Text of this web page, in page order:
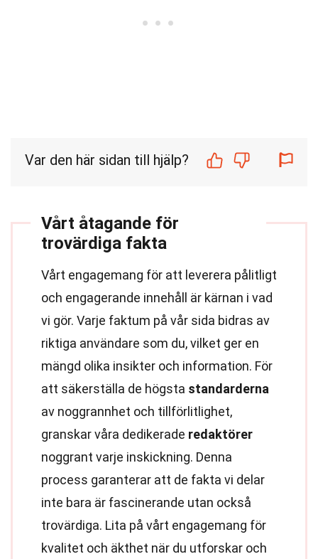
Var den här sidan till hjälp?
Vårt åtagande för
trovärdiga fakta
Vårt engagemang för att leverera pålitligt
och engagerande innehåll är kärnan i vad
vi gör. Varje faktum på vår sida bidras av
riktiga användare som du, vilket ger en
mängd olika insikter och information. För
att säkerställa de högsta standarderna
av noggrannhet och tillförlitlighet,
granskar våra dedikerade redaktörer
noggrant varje inskickning. Denna
process garanterar att de fakta vi delar
inte bara är fascinerande utan också
trovärdiga. Lita på vårt engagemang för
kvalitet och äkthet när du utforskar och